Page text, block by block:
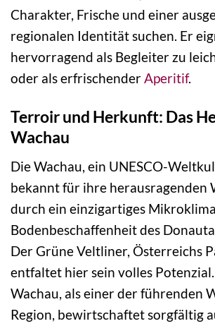
Charakter, Frische und einer
regionalen Identität suchen. Er
hervorragend als Begleiter zu
oder als erfrischenderAperitif.
Terroir und Herkunft: Das
Wachau
Die Wachau, ein UNESCO-
bekannt für ihre herausragenden
durch ein einzigartiges
Bodenbeschaffenheit des
Der Grüne Veltliner, Österreichs
entfaltet hier sein volles
Wachau, als einer der führenden
Region, bewirtschaftet sorgfältig